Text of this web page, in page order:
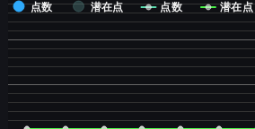
点数 潜在点 点数 潜在点